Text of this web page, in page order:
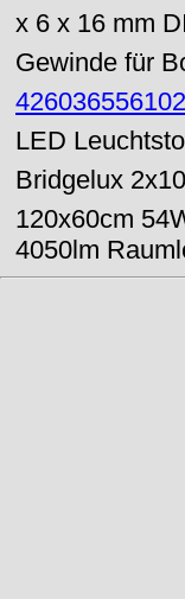
x 6 x 16 mm
Gewinde für
LED
Bridgelux
120x60cm
4050lm